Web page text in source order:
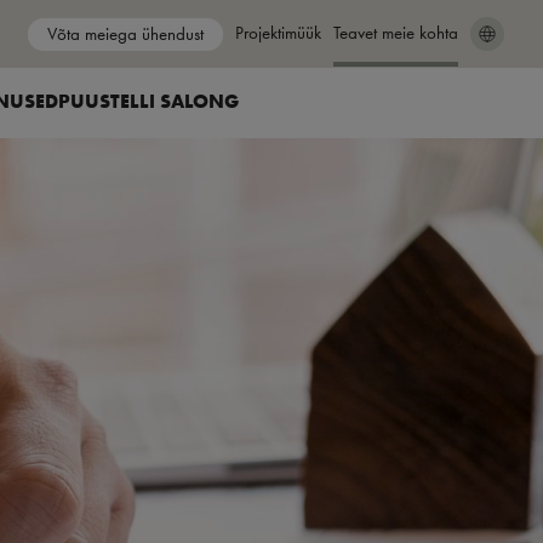
CLOSE
Võta meiega ühendust Show submenu for
Projektimüük Show submenu for
Teavet meie kohta
PUUSTELLI SALONG